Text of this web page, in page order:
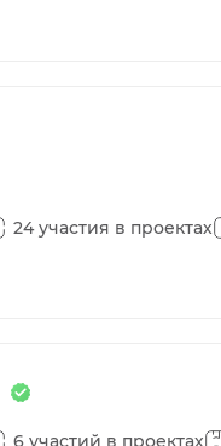
24 участия в проектах
6 участий в проектах